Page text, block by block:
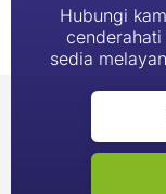
Hubungi
sedia